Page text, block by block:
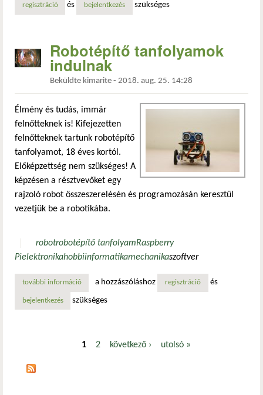
regisztráció és bejelentkezés szükséges
Robotépítő tanfolyamok
indulnak
Beküldte kimarite - 2018. aug. 25. 14:28
Élmény és tudás, immár
felnőtteknek is! Kifejezetten
felnőtteknek tartunk robotépítő
tanfolyamot, 18 éves kortól.
Előképzettség nem szükséges! A
képzésen a résztvevőket egy
rajzoló robot összeszerelésén és programozásán keresztül
vezetjük be a robotikába.
robotrobotépítő tanfolyamRaspberry
Pielektronikahobbiinformatikamechanikaszoftver
további információrobotépítő tanfolyamok indulnak tartalommal
a hozzászóláshoz regisztráció és
bejelentkezés szükséges
Oldalak
1 2 következő › utolsó »